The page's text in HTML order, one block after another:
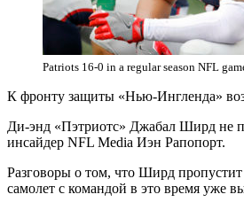
Patriots 16-0 in a regular season NFL
К фронту защиты «Нью-Ингленда»
Ди-энд «Пэтриотс» Джабал Ширд не
инсайдер NFL Media Иэн Рапопорт.
Разговоры о том, что Ширд
самолет с командой в это время уже